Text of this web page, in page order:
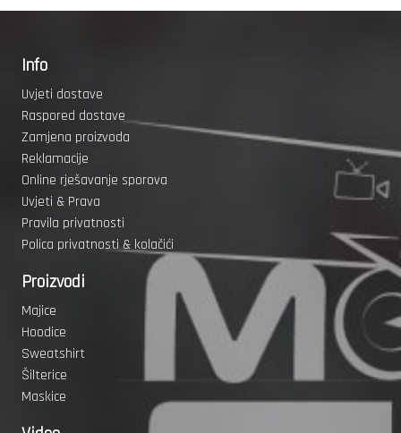
Info
Uvjeti dostave
Raspored dostave
Zamjena proizvoda
Reklamacije
Online rješavanje sporova
Uvjeti & Prava
Pravila privatnosti
Polica privatnosti & kolačići
Proizvodi
Majice
Hoodice
Sweatshirt
Šilterice
Maskice